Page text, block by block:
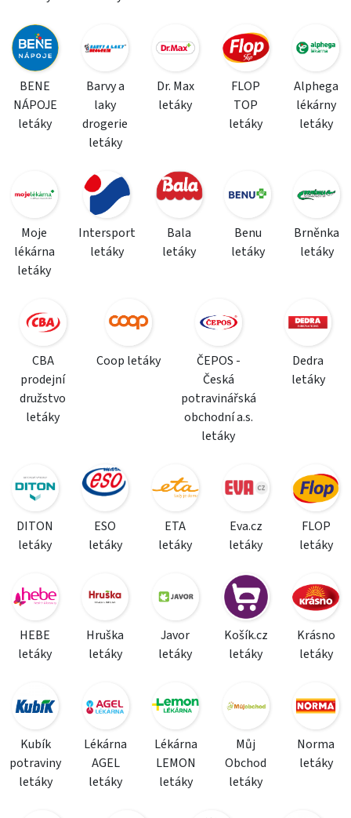
BENE
NÁPOJE
letáky
Barvy a
laky
drogerie
letáky
Dr. Max
letáky
FLOP
TOP
letáky
Alphega
lékárny
letáky
Moje
lékárna
letáky
Intersport
letáky
Bala
letáky
Benu
letáky
Brněnka
letáky
CBA
prodejní
družstvo
letáky
Coop letáky
ČEPOS -
Česká
potravinářská
obchodní a.s.
letáky
Dedra
letáky
DITON
letáky
ESO
letáky
ETA
letáky
Eva.cz
letáky
FLOP
letáky
HEBE
letáky
Hruška
letáky
Javor
letáky
Košík.cz
letáky
Krásno
letáky
Kubík
potraviny
letáky
Lékárna
AGEL
letáky
Lékárna
LEMON
letáky
Můj
Obchod
letáky
Norma
letáky